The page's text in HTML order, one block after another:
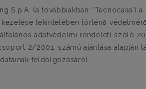
S.p.A. (a továbbiakban: 'Tecnocasa')
tekintetében történő
adatvédelmi rendelet) szóló
2/2001. számú ajánlása alapján
feldolgozásáról